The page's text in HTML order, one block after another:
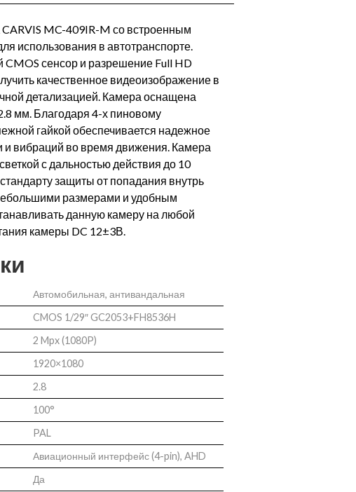
MC-409IR-M со встроенным
использования в автотранспорте.
CMOS сенсор и разрешение Full HD
качественное видеоизображение в
детализацией. Камера оснащена
мм. Благодаря 4-х пиновому
гайкой обеспечивается надежное
и вибраций во время движения. Камера
с дальностью действия до 10
защиты от попадания внутрь
размерами и удобным
данную камеру на любой
камеры DC 12±3В.
Автомобильная, антивандальная
CMOS 1/29″ GC2053+FH8536H
2 Mpx (1080P)
1920×1080
2.8
100°
PAL
Авиационный интерфейс (4-pin), AHD
Да